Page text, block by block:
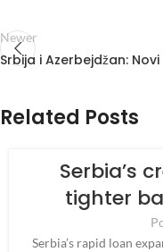
Newer
Srbija i Azerbejdžan:
Related Posts
Serbia’s
tighter
Serbia’s rapid loan